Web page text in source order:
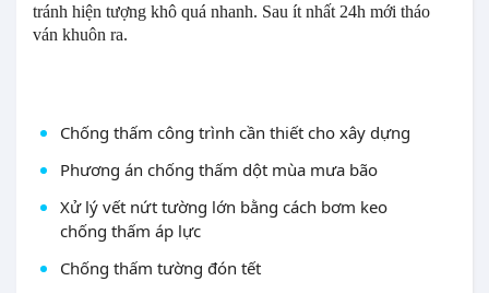
tránh hiện tượng khô quá nhanh. Sau ít nhất 24h mới tháo
ván khuôn ra.
Chống thấm công trình cần thiết cho xây dựng
Phương án chống thấm dột mùa mưa bão
Xử lý vết nứt tường lớn bằng cách bơm keo
chống thấm áp lực
Chống thấm tường đón tết